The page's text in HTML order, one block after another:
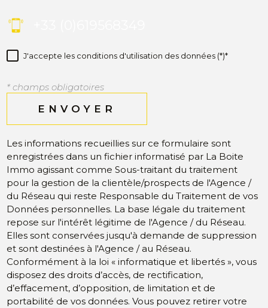
J'accepte les conditions d'utilisation des données (*)*
* champs obligatoires
ENVOYER
Les informations recueillies sur ce formulaire sont
enregistrées dans un fichier informatisé par La Boite
Immo agissant comme Sous-traitant du traitement
pour la gestion de la clientèle/prospects de l'Agence /
du Réseau qui reste Responsable du Traitement de vos
Données personnelles. La base légale du traitement
repose sur l'intérêt légitime de l'Agence / du Réseau.
Elles sont conservées jusqu'à demande de suppression
et sont destinées à l'Agence / au Réseau.
Conformément à la loi « informatique et libertés », vous
disposez des droits d’accès, de rectification,
d’effacement, d’opposition, de limitation et de
portabilité de vos données. Vous pouvez retirer votre